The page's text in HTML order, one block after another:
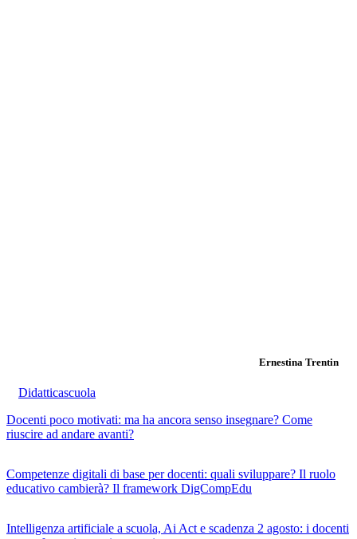
Ernestina Trentin
Didatticascuola
Docenti poco motivati: ma ha ancora senso insegnare? Come
riuscire ad andare avanti?
Competenze digitali di base per docenti: quali sviluppare? Il ruolo
educativo cambierà? Il framework DigCompEdu
Intelligenza artificiale a scuola, Ai Act e scadenza 2 agosto: i docenti